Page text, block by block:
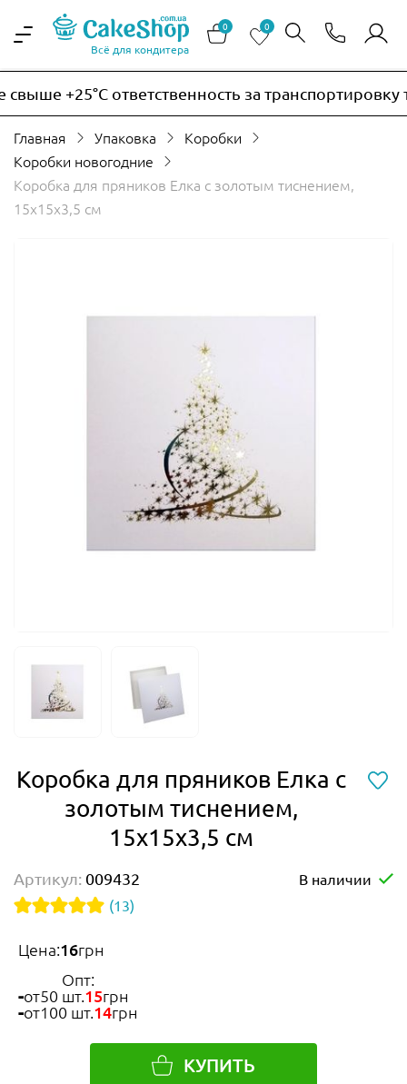
Всё для кондитера
0 0
+25°C ответственность за
Главная Упаковка
Коробки
Коробки новогодние
Коробка для пряников Елка с золотым тиснением,
15х15х3,5 см
Коробка для пряников Елка с
золотым тиснением,
15х15х3,5 см
Артикул: 009432
В наличии
(13)
Цена:16грн
Опт:
от50 шт.15грн
от100 шт.14грн
КУПИТЬ